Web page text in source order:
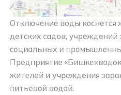
Отключение воды
детских садов, учреждений
социальных и
Предприятие
жителей и учреждения
питьевой водой.